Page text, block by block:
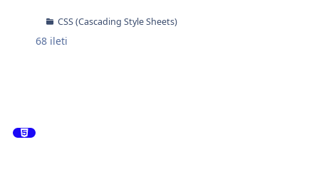
CSS (Cascading Style Sheets)
68 ileti